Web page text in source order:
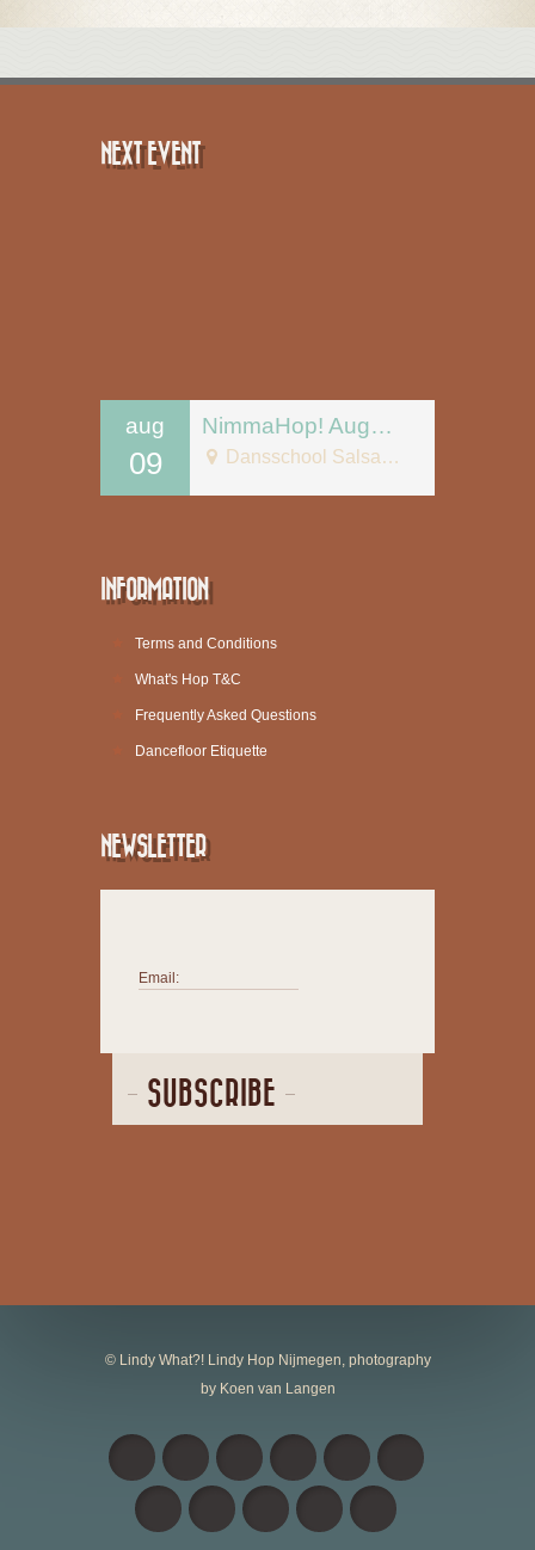
NEXT EVENT
aug
09
NimmaHop! August 9
Dansschool Salsa Tipica
INFORMATION
Terms and Conditions
What's Hop T&C
Frequently Asked Questions
Dancefloor Etiquette
NEWSLETTER
Email:
SUBSCRIBE
© Lindy What?! Lindy Hop Nijmegen, photography
by Koen van Langen